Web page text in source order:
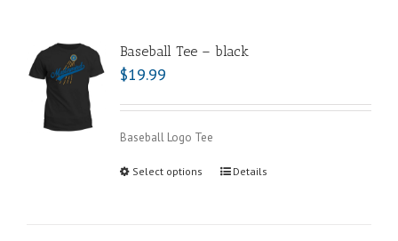
Baseball Tee – black
$19.99
Baseball Logo Tee
Select options Details